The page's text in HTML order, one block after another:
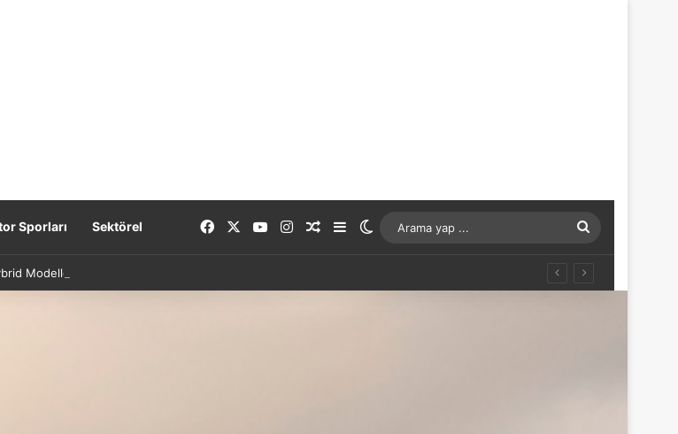
Sporları Sektörel FacebookYouTubeInstagramRastgele Makale
Kenar Bölmesi
Dış görünümü değiştir
...
Modellerinde Özel Fiyat Avantajı